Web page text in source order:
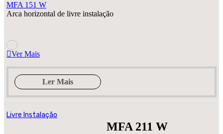
MFA 151 W
Arca horizontal de livre instalação
Ver Mais
Ler Mais
Livre Instalação
MFA 211 W